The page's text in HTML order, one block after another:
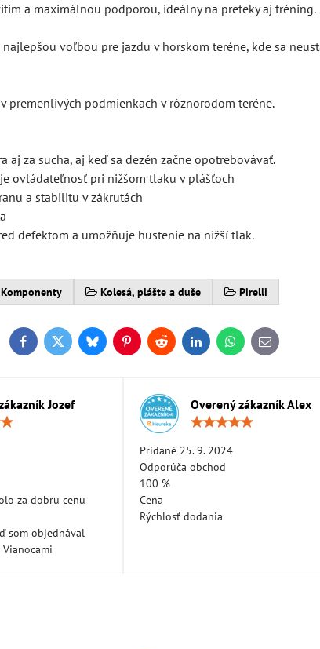
a maximálnou podporou, ideálny na preteky aj tréning.
voľbou pre jazdu v horskom teréne, kde sa
premenlivých podmienkach v rôznorodom teréne.
aj za sucha, aj keď sa dezén začne opotrebovávať.
ovládateľnosť pri nižšom tlaku v plášťoch
a stabilitu v zákrutách
defektom a umožňuje hustenie na nižší tlak.
Komponenty Kolesá, plášte a duše Pirelli
FacebookTwitterBlueskyPinterestRedditLinkedInWhatsApp
E-
mail
Jozef
za dobru cenu
som objednával
Overený zákazník Alex
Pridané 25. 9. 2024
Odporúča obchod
100 %
Cena
Rýchlosť dodania